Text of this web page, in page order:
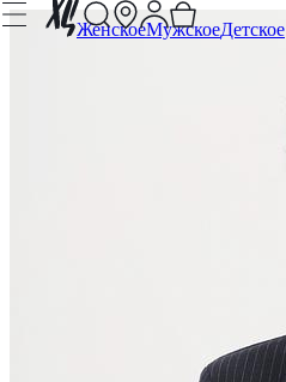
ЖенскоеМужскоеДетское